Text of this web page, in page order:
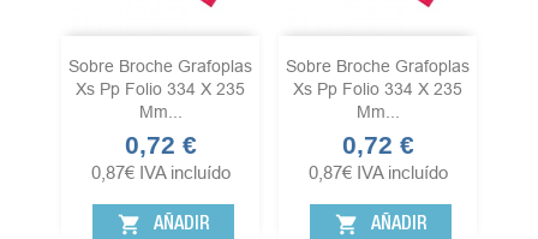
Sobre Broche Grafoplas
Xs Pp Folio 334 X 235
Mm...
Precio
0,72 €
0,87€ IVA incluído
shopping_cart AÑADIR
Sobre Broche Grafoplas
Xs Pp Folio 334 X 235
Mm...
Precio
0,72 €
0,87€ IVA incluído
shopping_cart AÑADIR